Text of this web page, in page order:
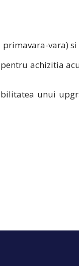
vara) si
achizitia
unui